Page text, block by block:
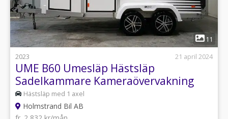
1
11
2023
21 april 2024
UME B60 Umesläp Hästsläp
Sadelkammare Kameraövervakning
Hästsläp med 1 axel
Holmstrand Bil AB